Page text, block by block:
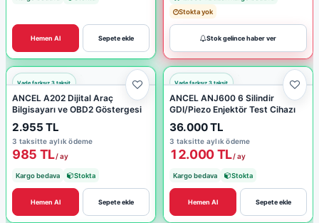
Sepete ekle
Hemen Al
Stokta yok
Stok gelince haber ver
ANCEL A202 Dijital Araç
Bilgisayarı ve OBD2 Göstergesi
2.955 TL
3 taksitte aylık ödeme
985 TL/ ay
Kargo bedava Stokta
Sepete ekle
Hemen Al
ANCEL ANJ600 6 Silindir
GDI/Piezo Enjektör Test Cihazı
36.000 TL
3 taksitte aylık ödeme
12.000 TL/ ay
Kargo bedava Stokta
Sepete ekle
Hemen Al